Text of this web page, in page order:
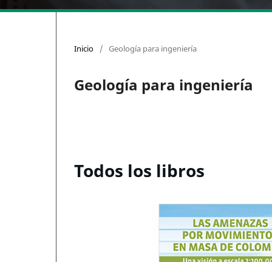
Inicio / Geología para ingeniería
Geología para ingeniería
Todos los libros